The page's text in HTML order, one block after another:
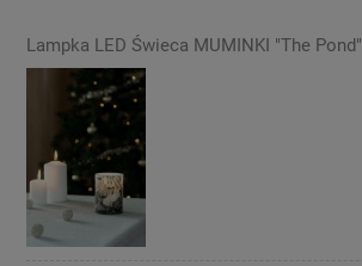
Lampka LED Świeca MUMINKI "The Pond"